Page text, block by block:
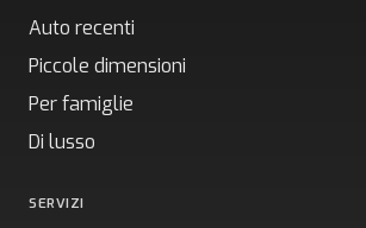
Auto recenti
Piccole dimensioni
Per famiglie
Di lusso
SERVIZI